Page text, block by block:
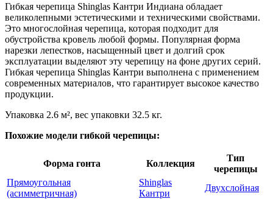
Гибкая черепица Shinglas Кантри Индиана обладает
великолепными эстетическими и техническими свойствами.
Это многослойная черепица, которая подходит для
обустройства кровель любой формы. Популярная форма
нарезки лепестков, насыщенный цвет и долгий срок
эксплуатации выделяют эту черепицу на фоне других серий.
Гибкая черепица Shinglas Кантри выполнена с применением
современных материалов, что гарантирует высокое качество
продукции.
Упаковка 2.6 м², вес упаковки 32.5 кг.
Похожие модели гибкой черепицы:
Форма гонта Коллекция
Тип
черепицы
Прямоугольная
(асимметричная)
Shinglas
Кантри
Двухслойная